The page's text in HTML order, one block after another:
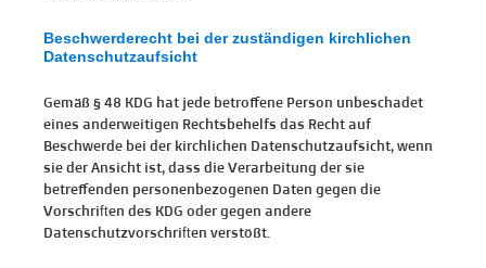
Beschwerderecht bei der zuständigen kirchlichen
Datenschutzaufsicht
Gemäß § 48 KDG hat jede betroffene Person unbeschadet
eines anderweitigen Rechtsbehelfs das Recht auf
Beschwerde bei der kirchlichen Datenschutzaufsicht, wenn
sie der Ansicht ist, dass die Verarbeitung der sie
betreffenden personenbezogenen Daten gegen die
Vorschriften des KDG oder gegen andere
Datenschutzvorschriften verstößt.